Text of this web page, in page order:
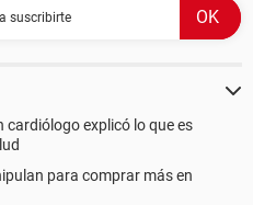
cardiólogo explicó lo que es
para comprar más en